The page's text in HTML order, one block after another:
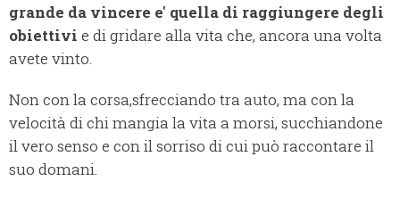
grande da vincere e' quella di raggiungere degli
obiettivi e di gridare alla vita che, ancora una volta
avete vinto.
Non con la corsa,sfrecciando tra auto, ma con la
velocità di chi mangia la vita a morsi, succhiandone
il vero senso e con il sorriso di cui può raccontare il
suo domani.